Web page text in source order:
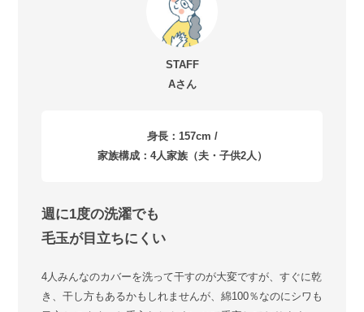
STAFF
Aさん
身長：157cm /
家族構成：4人家族（夫・子供2人）
週に1度の洗濯でも
毛玉が目立ちにくい
4人みんなのカバーを洗って干すのが大変ですが、すぐに乾
き、干し方もあるかもしれませんが、綿100％なのにシワも